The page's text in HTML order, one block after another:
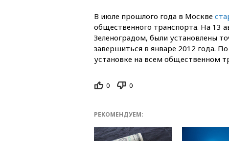
В июле прошлого года в Москве
общественного транспорта. На
Зеленоградом, были установлены
завершиться в январе 2012 года.
установке на всем общественном
0 0
РЕКОМЕНДУЕМ: